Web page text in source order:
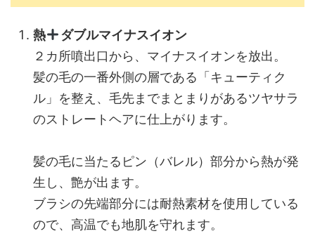
熱
ダブルマイナスイオン
２カ所噴出口から、マイナスイオンを放出。
髪の毛の一番外側の層である「キューティク
ル」を整え、毛先までまとまりがあるツヤサラ
のストレートヘアに仕上がります。
髪の毛に当たるピン（バレル）部分から熱が発
生し、艶が出ます。
ブラシの先端部分には耐熱素材を使用している
ので、高温でも地肌を守れます。